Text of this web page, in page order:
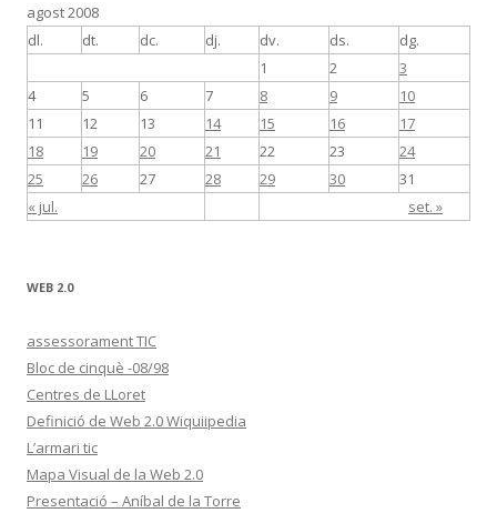
k ix
agost 2008
dl.
dt. dc. dj. dv. ds. dg.
« jul. set. »
1 2
3
4
5 6 7 8 9
10
11
12 13 14 15 16
17
18
19 20 21 22 23
24
25
26 27 28 29 30 31
WEB 2.0
assessorament TIC
Bloc de cinquè -08/98
Centres de LLoret
Definició de Web 2.0 Wiquiipedia
L’armari tic
Mapa Visual de la Web 2.0
Presentació – Aníbal de la Torre